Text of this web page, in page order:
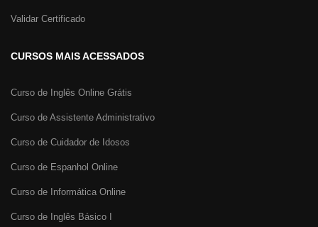
Validar Certificado
CURSOS MAIS ACESSADOS
Curso de Inglês Online Grátis
Curso de Assistente Administrativo
Curso de Cuidador de Idosos
Curso de Espanhol Online
Curso de Informática Online
Curso de Inglês Básico I